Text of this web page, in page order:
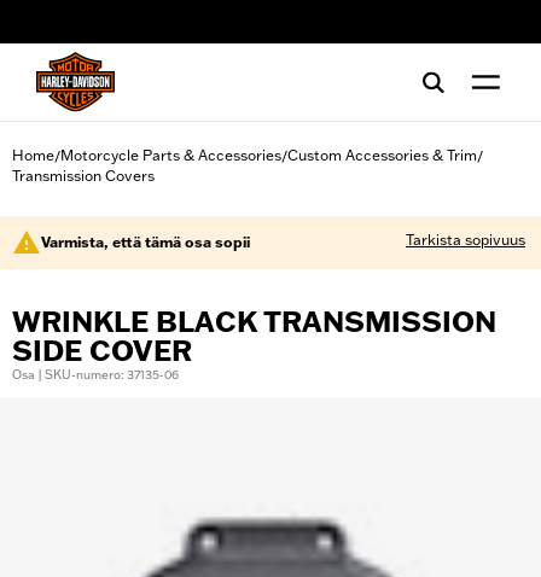
Home/Motorcycle Parts & Accessories/Custom Accessories & Trim/
Transmission Covers
Varmista, että tämä osa sopii Tarkista sopivuus
WRINKLE BLACK TRANSMISSION
SIDE COVER
Osa | SKU-numero: 37135-06